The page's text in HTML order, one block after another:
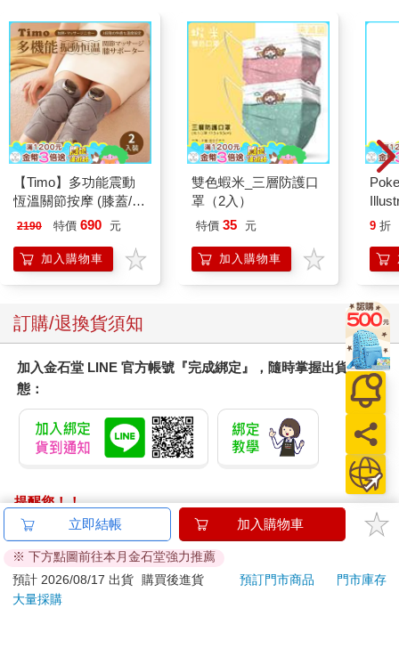
【Timo】多功能震動
恆溫關節按摩 (膝蓋/
肩/手肘通用) 無線充電
膝熱敷【雙入組】
2190 特價 690 元
加入購物車
雙色蝦米_三層防護口
罩（2入）
特價 35 元
加入購物車
9 折
訂購/退換貨須知
加入金石堂 LINE 官方帳號『完成綁定』，隨時掌握出貨動
態：
提醒您！！
金石堂及銀行均不會請您操作ATM! 如接獲電話要求您前往
ATM提款機，請不要聽從指示，以免受騙上當！
退換貨須知：
**提醒您，鑑賞期不等於試用期，退回商品須為全新狀態**
立即結帳 加入購物車
※ 下方點圖前往本月金石堂強力推薦
預計 2026/08/17 出貨
購買後進貨 預訂門市商品
門市庫存
大量採購